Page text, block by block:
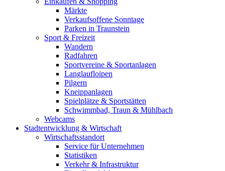
Märkte
Verkaufsoffene Sonntage
Parken in Traunstein
Sport & Freizeit
Wandern
Radfahren
Sportvereine & Sportanlagen
Langlaufloipen
Pilgern
Kneippanlagen
Spielplätze & Sportstätten
Schwimmbad, Traun & Mühlbach
Webcams
Stadtentwicklung & Wirtschaft
Wirtschaftsstandort
Service für Unternehmen
Statistiken
Verkehr & Infrastruktur